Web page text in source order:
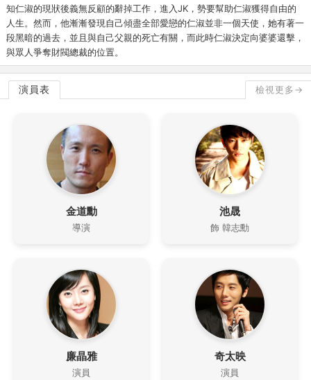
知仁淑的現狀後義無反顧的辭掉工作，進入JK，勢要幫助仁淑獲得自由的
人生。然而，他漸漸發現自己傾盡全部愛戀的仁淑並非一個天使，她有著一
段黑暗的過去，並且與自己父親的死亡有關，而此時仁淑決定向婆婆還擊，
與眾人爭奪財閥總裁的位置。
演員表 檢視更多→
金道勳
導演
池晟
飾 韓志勳
廉晶雅
演員
奇太映
演員